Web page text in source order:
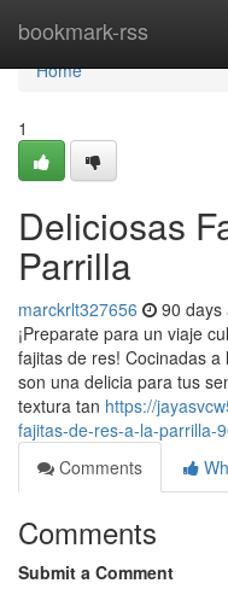
bookmark-rss
Home
Home
1
Deliciosas
Parrilla
marckrlt327656 90 days
¡Preparate para un viaje
fajitas de res! Cocinadas
son una delicia para tus
textura tan https://
fajitas-de-res-a-la-parrilla-
Comments
Comments
Submit a Comment